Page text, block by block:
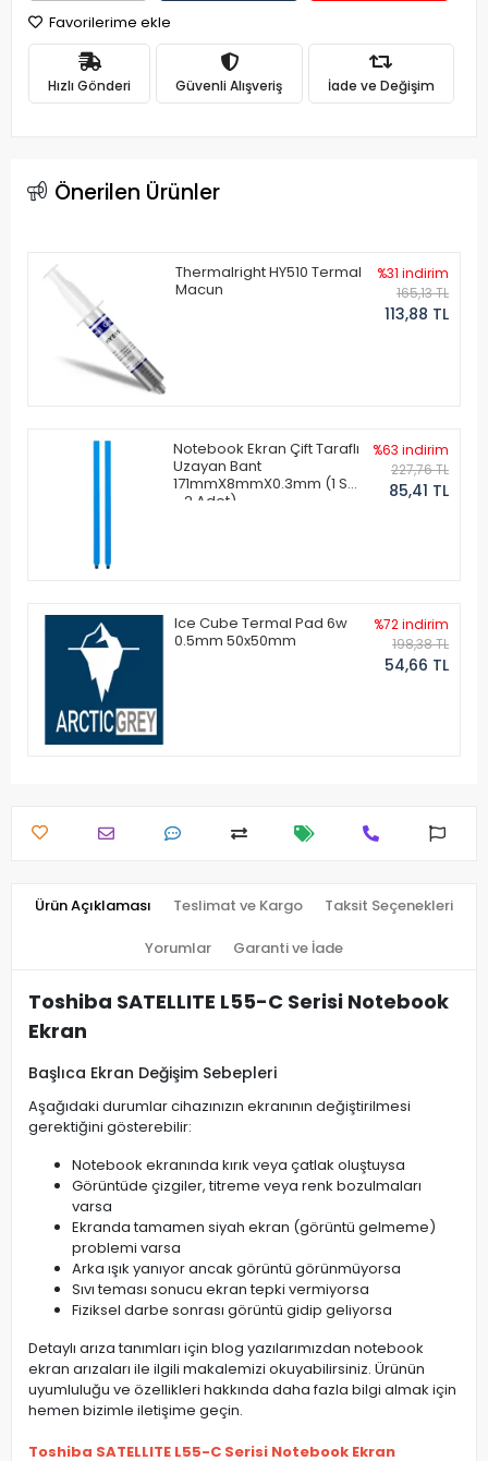
Favorilerime ekle
Hızlı Gönderi Güvenli Alışveriş İade ve Değişim
Önerilen Ürünler
Thermalright HY510 Termal
Macun
%31 indirim
165,13 TL
113,88 TL
Notebook Ekran Çift Taraflı
Uzayan Bant
171mmX8mmX0.3mm (1 Set
- 2 Adet)
%63 indirim
227,76 TL
85,41 TL
Ice Cube Termal Pad 6w
0.5mm 50x50mm
%72 indirim
198,38 TL
54,66 TL
Ürün Açıklaması Teslimat ve Kargo Taksit Seçenekleri
Yorumlar Garanti ve İade
Toshiba SATELLITE L55-C Serisi Notebook
Ekran
Başlıca Ekran Değişim Sebepleri
Aşağıdaki durumlar cihazınızın ekranının değiştirilmesi
gerektiğini gösterebilir:
Notebook ekranında kırık veya çatlak oluştuysa
Görüntüde çizgiler, titreme veya renk bozulmaları
varsa
Ekranda tamamen siyah ekran (görüntü gelmeme)
problemi varsa
Arka ışık yanıyor ancak görüntü görünmüyorsa
Sıvı teması sonucu ekran tepki vermiyorsa
Fiziksel darbe sonrası görüntü gidip geliyorsa
Detaylı arıza tanımları için blog yazılarımızdan notebook
ekran arızaları ile ilgili makalemizi okuyabilirsiniz. Ürünün
uyumluluğu ve özellikleri hakkında daha fazla bilgi almak için
hemen bizimle iletişime geçin.
Toshiba SATELLITE L55-C Serisi Notebook Ekran